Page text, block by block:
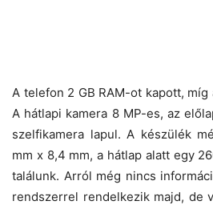
A telefon 2 GB RAM-ot kapott, míg
A hátlapi kamera 8 MP-es, az
szelfikamera lapul. A készülék
mm x 8,4 mm, a hátlap alatt egy
találunk. Arról még nincs
rendszerrel rendelkezik majd, de